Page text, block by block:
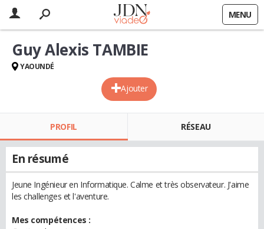
MENU
Ajouter
Guy Alexis TAMBIE
YAOUNDÉ
PROFIL RÉSEAU
En résumé
Jeune Ingénieur en Informatique. Calme et très observateur. J'aime
les challenges et l'aventure.
Mes compétences :